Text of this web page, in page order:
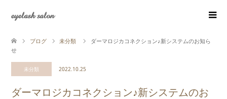
eyelash salon
ブログ 未分類
ダーマロジカコネクション♪新システムのお知ら
せ
未分類 2022.10.25
ダーマロジカコネクション♪新システムのお